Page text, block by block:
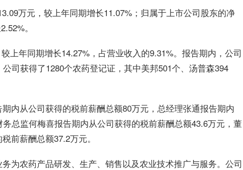
万元，较上年同期增长11.07%；归属于上市公司股东的净
。
上年同期增长14.27%，占营业收入的9.31%。报告期内，公司
司获得了1280个农药登记证，其中美邦501个、汤普森394
内从公司获得的税前薪酬总额80万元，总经理张通报告期内
总监何梅喜报告期内从公司获得的税前薪酬总额43.6万元，董
前薪酬总额37.2万元。
为农药产品研发、生产、销售以及农业技术推广与服务。公司